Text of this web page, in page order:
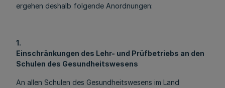
ergehen deshalb folgende Anordnungen:
1.
Einschränkungen des Lehr- und Prüfbetriebs an den
Schulen des Gesundheitswesens
An allen Schulen des Gesundheitswesens im Land